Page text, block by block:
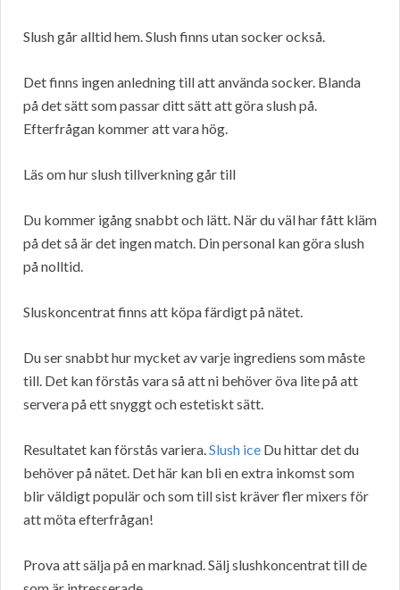
Slush går alltid hem. Slush finns utan socker också.
Det finns ingen anledning till att använda socker. Blanda
på det sätt som passar ditt sätt att göra slush på.
Efterfrågan kommer att vara hög.
Läs om hur slush tillverkning går till
Du kommer igång snabbt och lätt. När du väl har fått kläm
på det så är det ingen match. Din personal kan göra slush
på nolltid.
Sluskoncentrat finns att köpa färdigt på nätet.
Du ser snabbt hur mycket av varje ingrediens som måste
till. Det kan förstås vara så att ni behöver öva lite på att
servera på ett snyggt och estetiskt sätt.
Resultatet kan förstås variera. Slush ice Du hittar det du
behöver på nätet. Det här kan bli en extra inkomst som
blir väldigt populär och som till sist kräver fler mixers för
att möta efterfrågan!
Prova att sälja på en marknad. Sälj slushkoncentrat till de